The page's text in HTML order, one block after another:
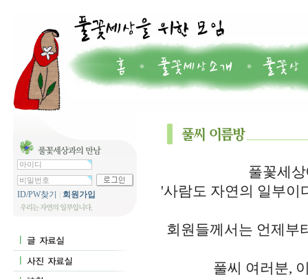
ID/PW찾기 회원가입
풀꽃세
'사람도 자연의 일부이
회원들께서는 언제부
풀씨 여러분,